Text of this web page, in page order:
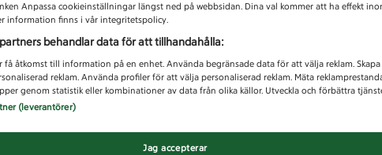
Anpassa cookieinställningar längst ned på webbsidan. Dina val kommer att ha effekt
information finns i vår integritetspolicy.
behandlar data för att tillhandahålla:
få åtkomst till information på en enhet. Använda begränsade data för att välja reklam. Skapa
reklam. Använda profiler för att välja personaliserad reklam. Mäta
genom statistik eller kombinationer av data från olika källor. Utveckla och förbättra
(leverantörer)
Jag accepterar